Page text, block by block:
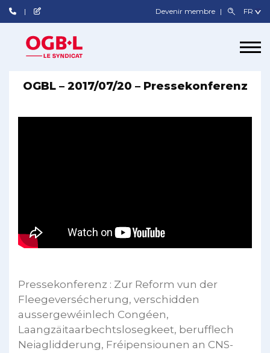
Devenir membre
OGBL – 2017/07/20 – Pressekonferenz
Pressekonferenz : Zur Reform vun der
Fleegeversécherung, verschidden
aussergewéinlech Congéen,
Laangzäitaarbechtslosegkeet, berufflech
Neiaglidderung, Fréipensiounen an CNS-